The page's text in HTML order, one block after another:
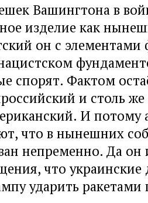
Вашингтона в
изделие как
он с
спорят. Фактом
и столь
И потому
что в нынешних
непременно. Да он
что украинские
ударить